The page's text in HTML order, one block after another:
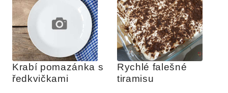
Krabí pomazánka s
ředkvičkami
Rychlé falešné
tiramisu